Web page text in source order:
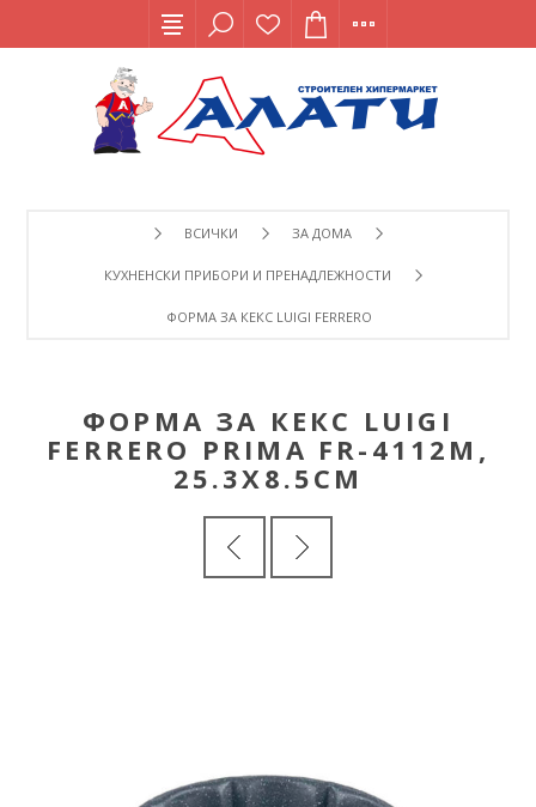
ВСИЧКИ ЗА ДОМА
КУХНЕНСКИ ПРИБОРИ И ПРЕНАДЛЕЖНОСТИ
ФОРМА ЗА КЕКС LUIGI FERRERO PRIMA FR-4112M,
ФОРМА ЗА КЕКС LUIGI
FERRERO PRIMA FR-4112M,
25.3Х8.5СМ